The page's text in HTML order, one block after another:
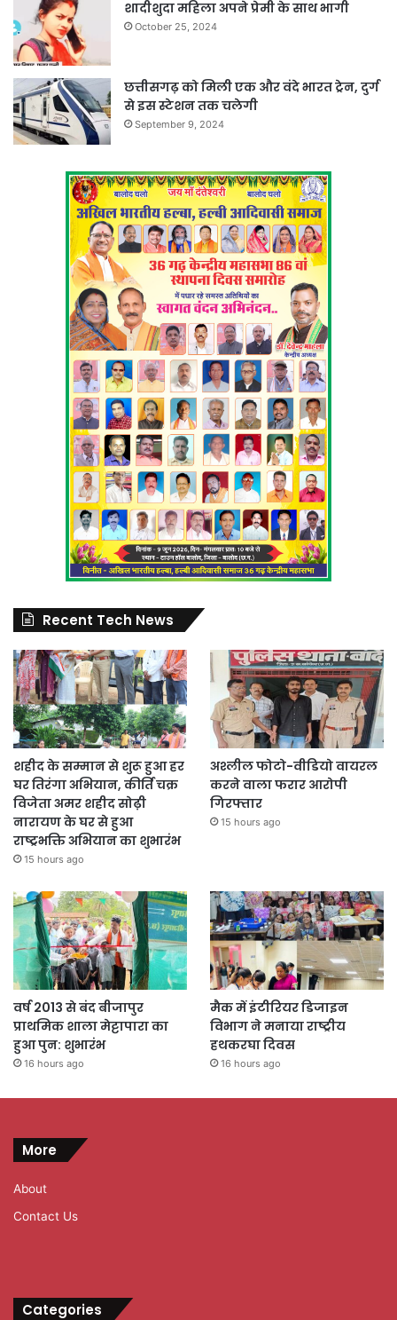
शादीशुदा महिला अपने प्रेमी के साथ भागी
October 25, 2024
छत्तीसगढ़ को मिली एक और वंदे भारत ट्रेन, दुर्ग
से इस स्टेशन तक चलेगी
September 9, 2024
Recent Tech News
शहीद के सम्मान से शुरू हुआ हर
घर तिरंगा अभियान, कीर्ति चक्र
विजेता अमर शहीद सोढ़ी
नारायण के घर से हुआ
राष्ट्रभक्ति अभियान का शुभारंभ
15 hours ago
अश्लील फोटो-वीडियो वायरल
करने वाला फरार आरोपी
गिरफ्तार
15 hours ago
वर्ष 2013 से बंद बीजापुर
प्राथमिक शाला मेट्टापारा का
हुआ पुन: शुभारंभ
16 hours ago
मैक में इंटीरियर डिजाइन
विभाग ने मनाया राष्ट्रीय
हथकरघा दिवस
16 hours ago
More
About
Contact Us
Categories